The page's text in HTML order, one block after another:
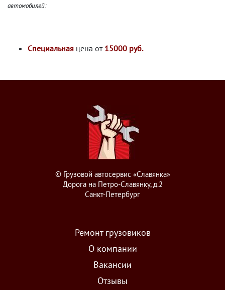
автомобилей:
Специальная цена от 15000 руб.
© Грузовой автосервис «Славянка»
Дорога на Петро-Славянку, д.2
Санкт-Петербург
Ремонт грузовиков
О компании
Вакансии
Отзывы